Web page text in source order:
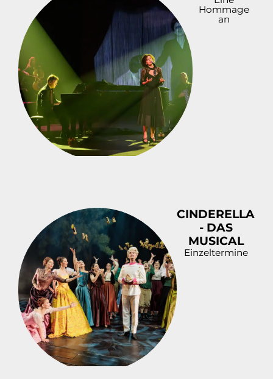
Hommage
an
CINDERELLA
- DAS
MUSICAL
Einzeltermine